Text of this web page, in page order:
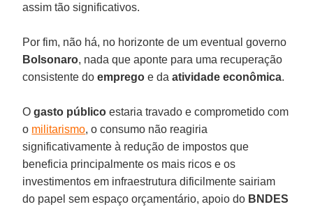
assim tão significativos.
Por fim, não há, no horizonte de um eventual governo
Bolsonaro, nada que aponte para uma recuperação
consistente doemprego e daatividade econômica.
Ogasto público estaria travado e comprometido com
o militarismo, o consumo não reagiria
significativamente à redução de impostos que
beneficia principalmente os mais ricos e os
investimentos em infraestrutura dificilmente sairiam
do papel sem espaço orçamentário, apoio do BNDES